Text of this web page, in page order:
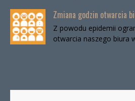
Zmiana godzin otwarcia
Z powodu epidemii
otwarcia naszego biura